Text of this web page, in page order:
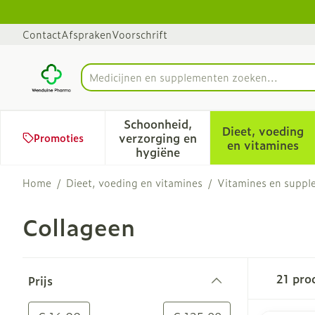
ContactAfsprakenVoorschrift
Product, merk, categorie...
Medicijnen
Promoties
Schoonheid,
verzorging en
hygiëne
Toon submenu voor
Dieet, voeding
en vitamines
Toon
Home / Dieet, voeding en vitamines / Vitamines en
Collageen
Prijs
21